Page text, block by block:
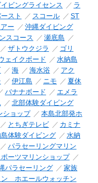
イビングライセンス
ラ
スト スコール
ST
ー
沖縄ダイビング
スコース
瀬底島
ザトウクジラ
ゴリ
ェイクボード
水納島
海 海水浴
アク
伊江島 ニモ
夏休
バナナボード
エメラ
北部体験ダイビング
ショップ
本島北部発ホ
とちぎテレビ
カミナ
体験ダイビング
水納
パラセーリングマリン
ーツマリンショップ
パラセーリング
家族
ン ホエールウォッチン